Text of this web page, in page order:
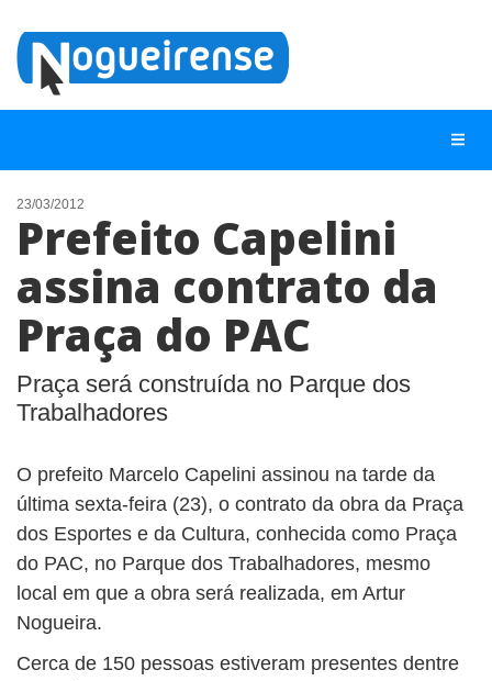
NOTÍCIAS
LISTA DIGITAL
TELEFONES ÚTEIS
QUEM SOMOS
CONTATO
BUSCAR
23/03/2012
Prefeito Capelini
assina contrato da
Praça do PAC
Praça será construída no Parque dos
Trabalhadores
O prefeito Marcelo Capelini assinou na tarde da
última sexta-feira (23), o contrato da obra da Praça
dos Esportes e da Cultura, conhecida como Praça
do PAC, no Parque dos Trabalhadores, mesmo
local em que a obra será realizada, em Artur
Nogueira.
Cerca de 150 pessoas estiveram presentes dentre